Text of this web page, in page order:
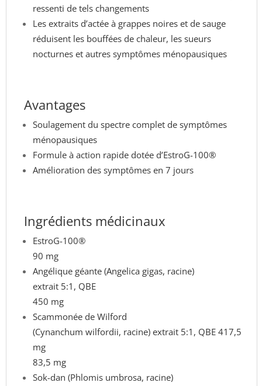
ressenti de tels changements
Les extraits d’actée à grappes noires et de sauge
réduisent les bouffées de chaleur, les sueurs
nocturnes et autres symptômes ménopausiques
Avantages
Soulagement du spectre complet de symptômes
ménopausiques
Formule à action rapide dotée d’EstroG-100®
Amélioration des symptômes en 7 jours
Ingrédients médicinaux
EstroG-100®
90 mg
Angélique géante (Angelica gigas, racine)
extrait 5:1, QBE
450 mg
Scammonée de Wilford
(Cynanchum wilfordii, racine) extrait 5:1, QBE 417,5
mg
83,5 mg
Sok-dan (Phlomis umbrosa, racine)